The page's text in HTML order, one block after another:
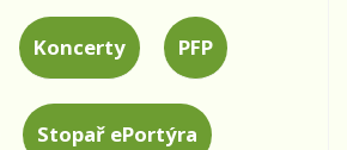
Koncerty PFP
Stopař ePortýra